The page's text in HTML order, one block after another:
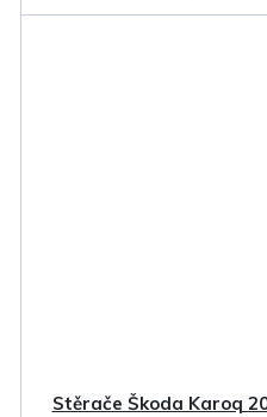
Stěrače Škoda Karoq